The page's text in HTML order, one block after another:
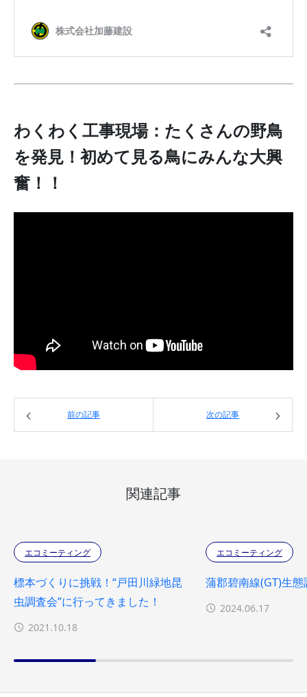
わくわく工事現場：たくさんの野鳥
を発見！初めて見る鳥にみんな大興
奮！！
前の記事 次の記事
関連記事
エコミーティング
標本づくりに挑戦！“戸田川緑地昆
虫調査会”に行ってきました！
2021.10.18
エコミーティング
蒲郡碧南線(GT)生
2024.06.17